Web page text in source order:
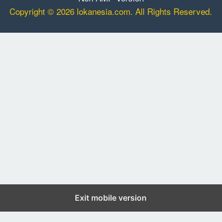
Copyright © 2026 lokanesia.com. All Rights Reserved.
Exit mobile version